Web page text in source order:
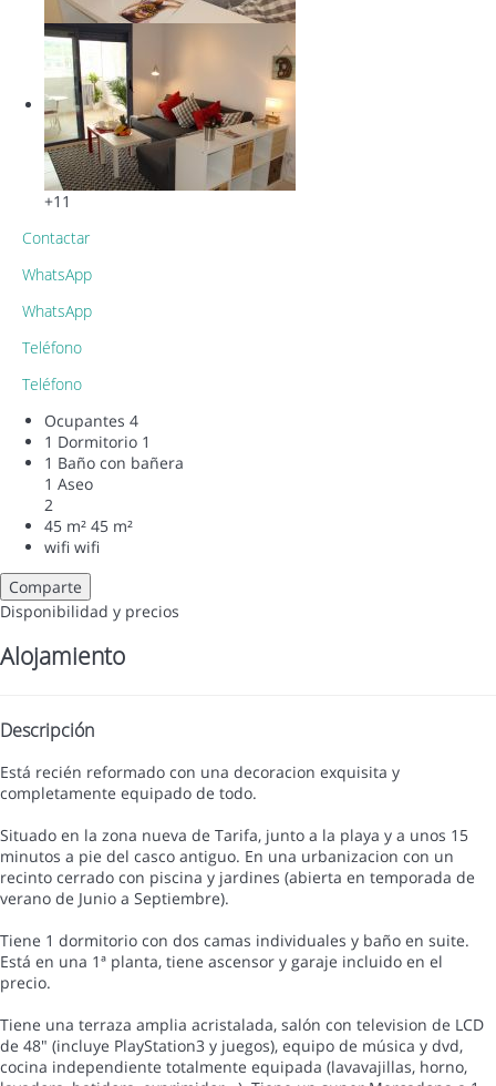
+11
Contactar
WhatsApp
WhatsApp
Teléfono
Teléfono
Ocupantes 4
1 Dormitorio 1
1 Baño con bañera
1 Aseo
2
45 m² 45 m²
wifi wifi
Comparte
Disponibilidad y precios
Alojamiento
Descripción
Está recién reformado con una decoracion exquisita y
completamente equipado de todo.
Situado en la zona nueva de Tarifa, junto a la playa y a unos 15
minutos a pie del casco antiguo. En una urbanizacion con un
recinto cerrado con piscina y jardines (abierta en temporada de
verano de Junio a Septiembre).
Tiene 1 dormitorio con dos camas individuales y baño en suite.
Está en una 1ª planta, tiene ascensor y garaje incluido en el
precio.
Tiene una terraza amplia acristalada, salón con television de LCD
de 48" (incluye PlayStation3 y juegos), equipo de música y dvd,
cocina independiente totalmente equipada (lavavajillas, horno,